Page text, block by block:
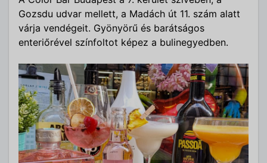
Gozsdu udvar mellett, a Madách út 11. szám alatt
várja vendégeit. Gyönyörű és barátságos
enteriőrével színfoltot képez a bulinegyedben.